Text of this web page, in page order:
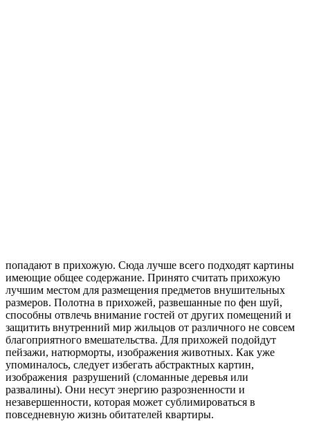
попадают в прихожую. Сюда лучше всего подходят картины
имеющие общее содержание. Принято считать прихожую
лучшим местом для размещения предметов внушительных
размеров. Полотна в прихожей, развешанные по фен шуй,
способны отвлечь внимание гостей от других помещений и
защитить внутренний мир жильцов от различного не совсем
благоприятного вмешательства. Для прихожей подойдут
пейзажи, натюрморты, изображения животных. Как уже
упоминалось, следует избегать абстрактных картин,
изображения разрушений (сломанные деревья или
развалины). Они несут энергию разрозненности и
незавершенности, которая может сублимироваться в
повседневную жизнь обитателей квартиры.